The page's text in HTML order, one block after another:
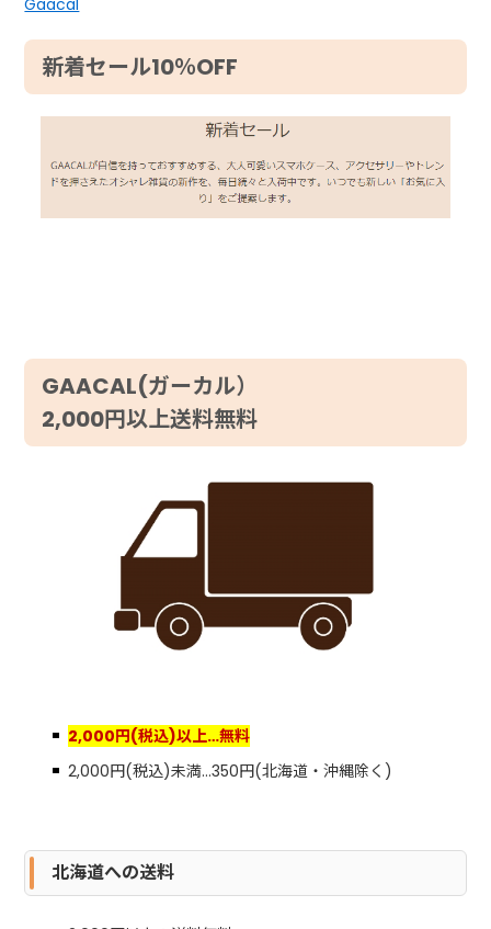
新着セール10％OFF
GAACAL(ガーカル）
2,000円以上送料無料
2,000円(税込)以上…無料
2,000円(税込)未満…350円(北海道・沖縄除く)
北海道への送料